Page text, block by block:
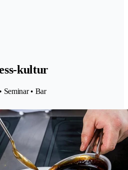
kultur
Seminar • Bar